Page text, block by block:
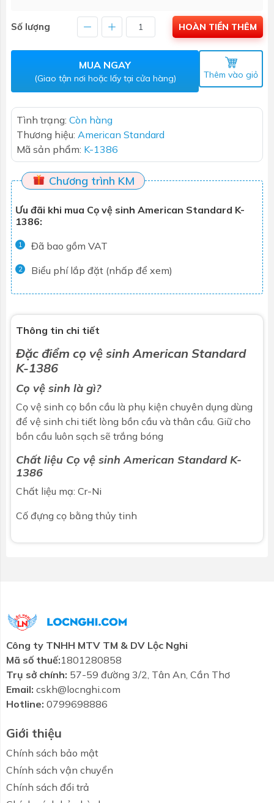
Số lượng HOÀN TIỀN THÊM
MUA NGAY
(Giao tận nơi hoặc lấy tại cửa hàng) Thêm vào giỏ
Tình trạng: Còn hàng
Thương hiệu: American Standard
Mã sản phẩm: K-1386
Chương trình KM
Ưu đãi khi mua Cọ vệ sinh American Standard K-
1386:
1 Đã bao gồm VAT
2 Biểu phí lắp đặt (nhấp để xem)
Thông tin chi tiết
Đặc điểm cọ vệ sinh American Standard
K-1386
Cọ vệ sinh là gì?
Cọ vệ sinh cọ bồn cầu là phụ kiện chuyên dụng dùng
để vệ sinh chi tiết lòng bồn cầu và thân cầu. Giữ cho
bồn cầu luôn sạch sẽ trắng bóng
Chất liệu Cọ vệ sinh American Standard K-
1386
Chất liệu mạ: Cr-Ni
Cố đựng cọ bằng thủy tinh
Công ty TNHH MTV TM & DV Lộc Nghi
Mã số thuế:1801280858
Trụ sở chính: 57-59 đường 3/2, Tân An, Cần Thơ
Email: cskh@locnghi.com
Hotline: 0799698886
Giới thiệu
Chính sách bảo mật
Chính sách vận chuyển
Chính sách đổi trả